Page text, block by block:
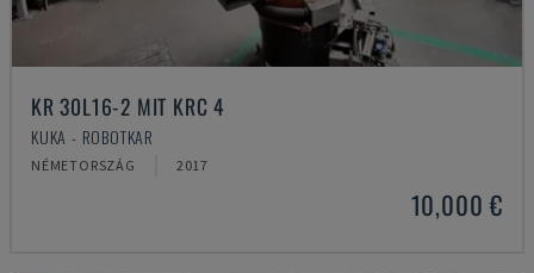
KR 30L16-2 MIT KRC 4
KUKA - ROBOTKAR
NÉMETORSZÁG 2017
10,000 €